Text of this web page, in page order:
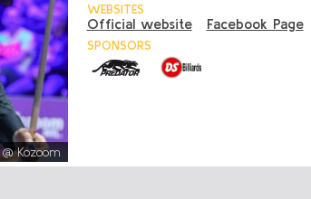
@ Kozoom
WEBSITES
Official website Facebook Page
SPONSORS